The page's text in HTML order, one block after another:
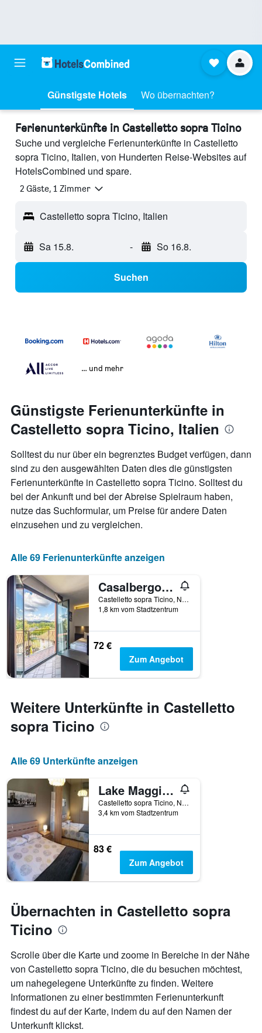
Günstigste Hotels Wo übernachten?
Ferienunterkünfte in Castelletto sopra Ticino
Suche und vergleiche Ferienunterkünfte in Castelletto
sopra Ticino, Italien, von Hunderten Reise-Websites auf
HotelsCombined und spare.
2 Gäste, 1 Zimmer
Castelletto sopra Ticino, Italien
Sa 15.8. - So 16.8.
Suchen
… und mehr
Günstigste Ferienunterkünfte in
Castelletto sopra Ticino, Italien
Solltest du nur über ein begrenztes Budget verfügen, dann
sind zu den ausgewählten Daten dies die günstigsten
Ferienunterkünfte in Castelletto sopra Ticino. Solltest du
bei der Ankunft und bei der Abreise Spielraum haben,
nutze das Suchformular, um Preise für andere Daten
einzusehen und zu vergleichen.
Alle 69 Ferienunterkünfte anzeigen
Casalbergo - Superior Lake Apartments
Castelletto sopra Ticino, Novara, Italien
1,8 km vom Stadtzentrum
72 €
Zum Angebot
Weitere Unterkünfte in Castelletto
sopra Ticino
Alle 69 Unterkünfte anzeigen
Lake Maggiore Apartment
Castelletto sopra Ticino, Novara, Italien
3,4 km vom Stadtzentrum
83 €
Zum Angebot
Übernachten in Castelletto sopra
Ticino
Scrolle über die Karte und zoome in Bereiche in der Nähe
von Castelletto sopra Ticino, die du besuchen möchtest,
um nahegelegene Unterkünfte zu finden. Weitere
Informationen zu einer bestimmten Ferienunterkunft
findest du auf der Karte, indem du auf den Namen der
Unterkunft klickst.